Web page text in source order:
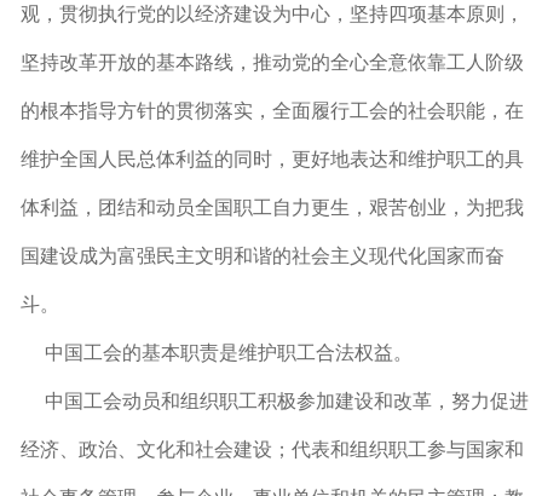
观，贯彻执行党的以经济建设为中心，坚持四项基本原则，
坚持改革开放的基本路线，推动党的全心全意依靠工人阶级
的根本指导方针的贯彻落实，全面履行工会的社会职能，在
维护全国人民总体利益的同时，更好地表达和维护职工的具
体利益，团结和动员全国职工自力更生，艰苦创业，为把我
国建设成为富强民主文明和谐的社会主义现代化国家而奋
斗。
中国工会的基本职责是维护职工合法权益。
中国工会动员和组织职工积极参加建设和改革，努力促进
经济、政治、文化和社会建设；代表和组织职工参与国家和